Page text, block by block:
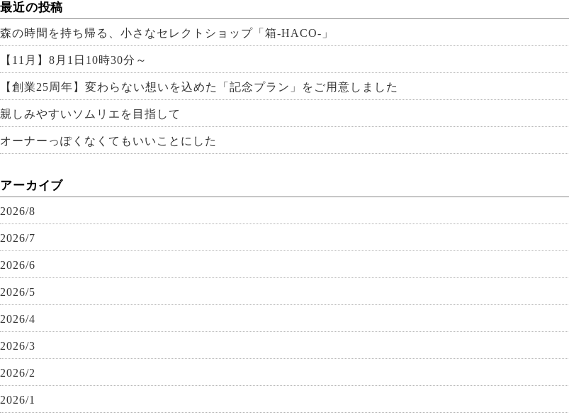
最近の投稿
森の時間を持ち帰る、小さなセレクトショップ「箱-HACO-」
【11月】8月1日10時30分～
【創業25周年】変わらない想いを込めた「記念プラン」をご用意しました
親しみやすいソムリエを目指して
オーナーっぽくなくてもいいことにした
アーカイブ
2026/8
2026/7
2026/6
2026/5
2026/4
2026/3
2026/2
2026/1